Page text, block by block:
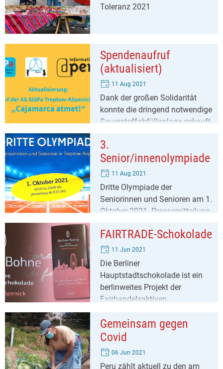
Toleranz 2021
Spendenaufruf
(aktualisiert)
11 Aug 2021
Dank der großen Solidarität
konnte die dringend notwendige
Sauerstoffabfüllanlage gekauft
dazu beigetragen gaben!
3.
Senior/innenolympiade
11 Aug 2021
Dritte Olympiade der
Seniorinnen und Senioren am 1.
Oktober 2021. Pressemitteilung
FAIRTRADE-Schokolade
11 Jun 2021
Die Berliner
Hauptstadtschokolade ist ein
berlinweites Projekt der
Fairhandelsaktiven.
Gemeinsam gegen
Covid
06 Jun 2021
Peru zählt aktuell zu den am